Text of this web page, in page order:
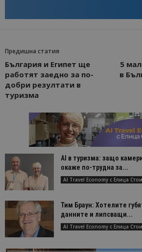
Предишна статия
България и Египет ще
работят заедно за по-
добри резултати в
туризма
5
в
AI в туризма: защо
окаже по-трудна за...
AI Travel Economy с Елица
Тим Браун: Хотелите
данните и липсващи...
AI Travel Economy с Елица